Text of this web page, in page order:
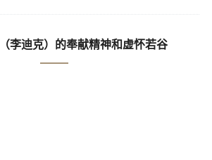
李迪克）的奉献精神和虚怀若谷